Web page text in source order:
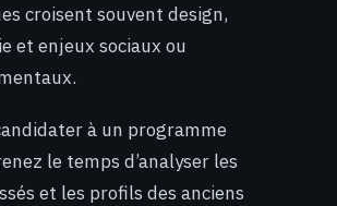
croisent souvent design,
et enjeux sociaux ou
à un programme
le temps d’analyser les
et les profils des anciens